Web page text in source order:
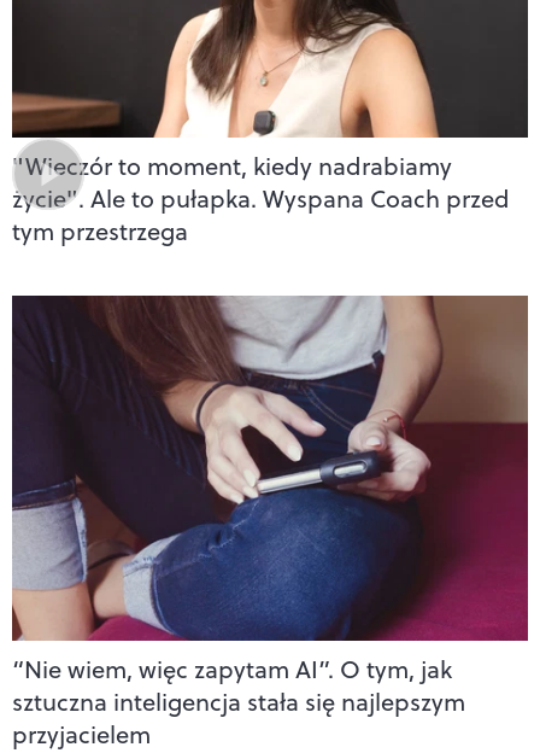
"Wieczór to moment, kiedy nadrabiamy
życie". Ale to pułapka. Wyspana Coach przed
tym przestrzega
“Nie wiem, więc zapytam AI”. O tym, jak
sztuczna inteligencja stała się najlepszym
przyjacielem